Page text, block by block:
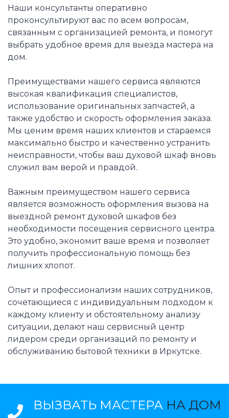
Наши консультанты оперативно
проконсультируют вас по всем вопросам,
связанным с организацией ремонта, и помогут
выбрать удобное время для выезда мастера на
дом.
Преимуществами нашего сервиса являются
высокая квалификация специалистов,
использование оригинальных запчастей, а
также удобство и скорость оформления заказа.
Мы ценим время наших клиентов и стараемся
максимально быстро и качественно устранить
неисправности, чтобы ваш духовой шкаф вновь
служил вам верой и правдой.
Важным преимуществом нашего сервиса
является возможность оформления вызова на
выездной ремонт духовой шкафов без
необходимости посещения сервисного центра.
Это удобно, экономит ваше время и позволяет
получить профессиональную помощь без
лишних хлопот.
Опыт и профессионализм наших сотрудников,
сочетающиеся с индивидуальным подходом к
каждому клиенту и обстоятельному анализу
ситуации, делают наш сервисный центр
лидером среди организаций по ремонту и
обслуживанию бытовой техники в Иркутске.
ВЫЗВАТЬ МАСТЕРА НА ДОМ